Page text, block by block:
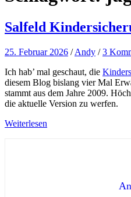
Salfeld
25. Februar 2026 /Andy /3
Ich hab’ mal geschaut, die
diesem Blog bislang vier Mal
stammt aus dem Jahre 2009.
die aktuelle Version zu werfen.
Weiterlesen